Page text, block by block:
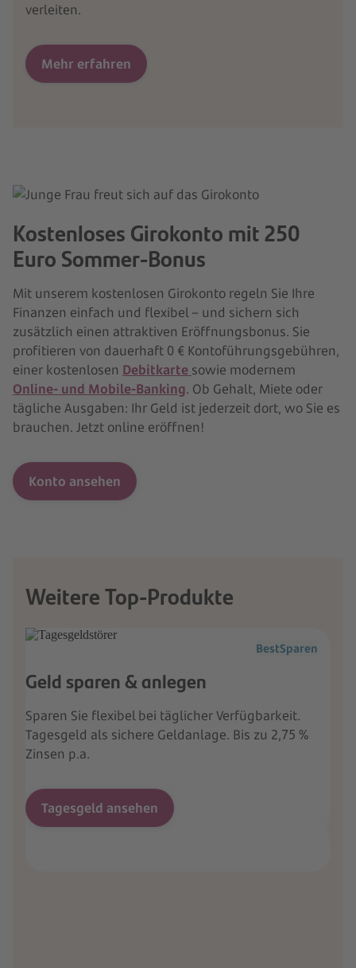
verleiten.
Mehr erfahren
Kostenloses Girokonto mit 250
Euro Sommer-Bonus
Mit unserem kostenlosen Girokonto regeln Sie Ihre
Finanzen einfach und flexibel – und sichern sich
zusätzlich einen attraktiven Eröffnungsbonus. Sie
profitieren von dauerhaft 0 € Kontoführungsgebühren,
einer kostenlosen Debitkarte sowie modernem
Online- und Mobile-Banking. Ob Gehalt, Miete oder
tägliche Ausgaben: Ihr Geld ist jederzeit dort, wo Sie es
brauchen. Jetzt online eröffnen!
Konto ansehen
Weitere Top-Produkte
BestSparen
Geld sparen & anlegen
Sparen Sie flexibel bei täglicher Verfügbarkeit.
Tagesgeld als sichere Geldanlage. Bis zu 2,75 %
Zinsen p.a.
Tagesgeld ansehen